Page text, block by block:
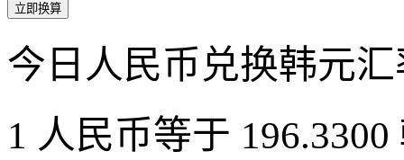
立即换算
今日人民币兑换韩元
1 人民币等于